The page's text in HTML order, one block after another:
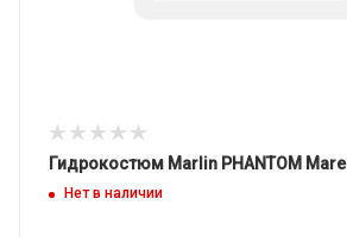
Гидрокостюм Marlin PHANTOM
Нет в наличии